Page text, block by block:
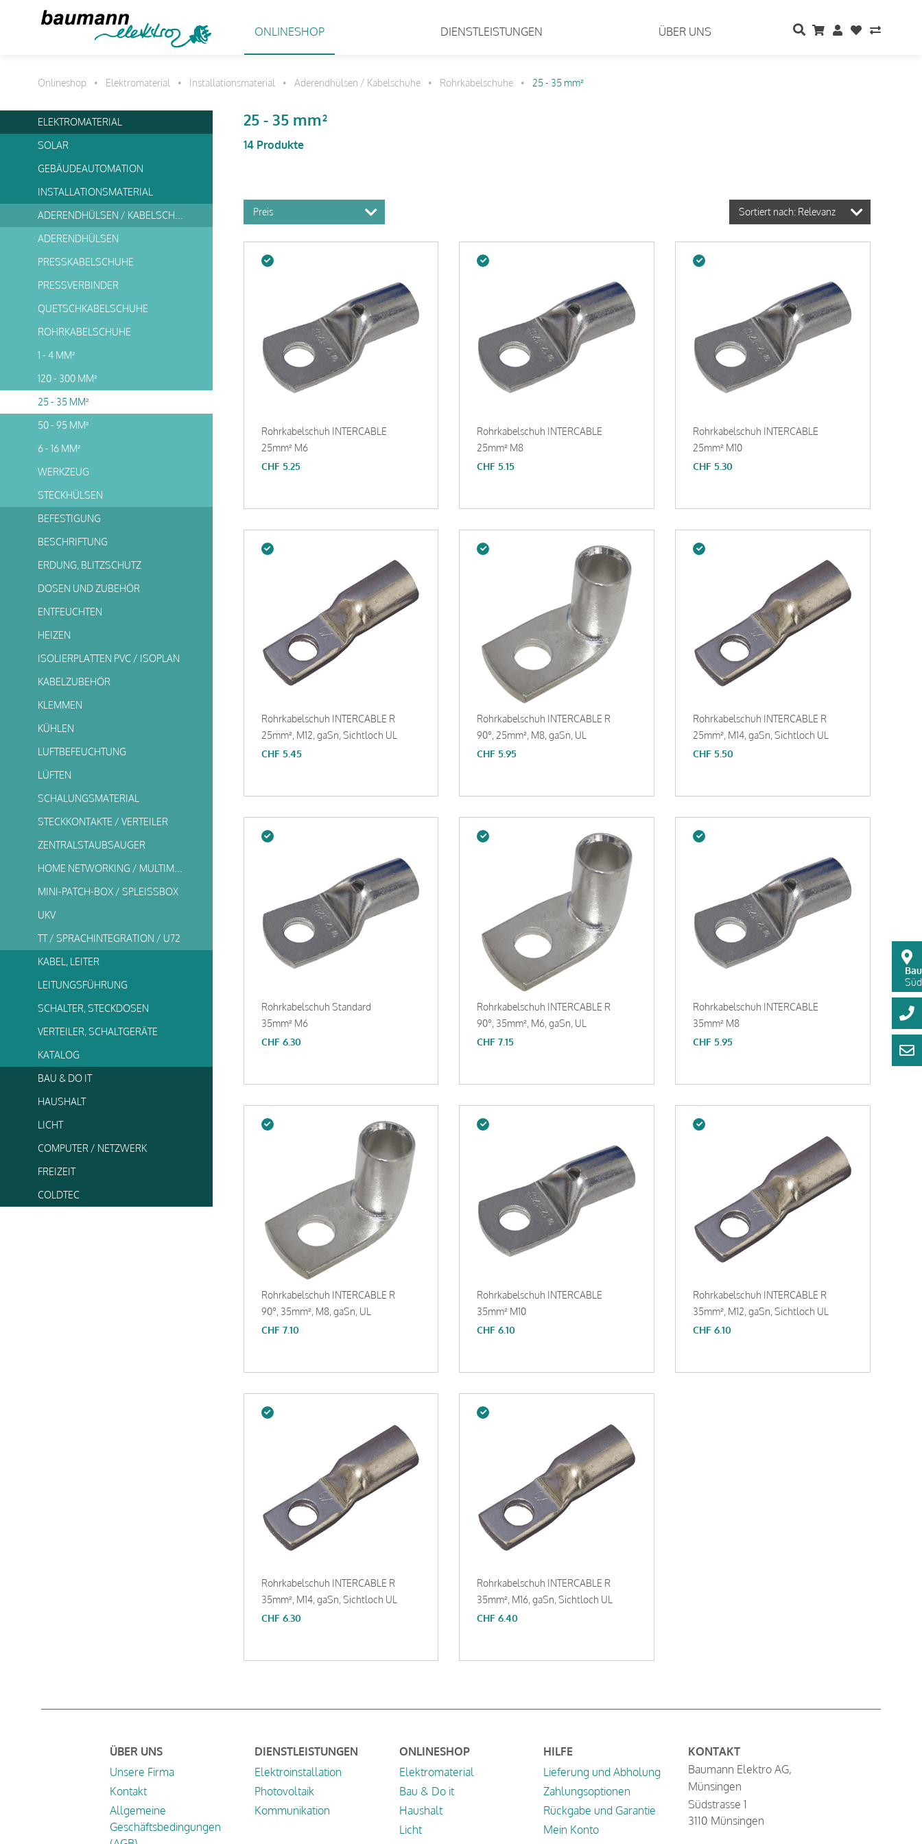
ONLINESHOP DIENSTLEISTUNGEN ÜBER UNS
Onlineshop • Elektromaterial • Installationsmaterial • Aderendhülsen / Kabelschuhe • Rohrkabelschuhe • 25 - 35 mm²
ELEKTROMATERIAL
SOLAR
GEBÄUDEAUTOMATION
INSTALLATIONSMATERIAL
ADERENDHÜLSEN
PRESSKABELSCHUHE
PRESSVERBINDER
QUETSCHKABELSCHUHE
ROHRKABELSCHUHE
1 - 4 MM²
120 - 300 MM²
25 - 35 MM²
50 - 95 MM²
6 - 16 MM²
WERKZEUG
STECKHÜLSEN
BEFESTIGUNG
BESCHRIFTUNG
ERDUNG, BLITZSCHUTZ
DOSEN UND ZUBEHÖR
ENTFEUCHTEN
HEIZEN
ISOLIERPLATTEN PVC / ISOPLAN
KABELZUBEHÖR
KLEMMEN
KÜHLEN
LUFTBEFEUCHTUNG
LÜFTEN
SCHALUNGSMATERIAL
STECKKONTAKTE / VERTEILER
ZENTRALSTAUBSAUGER
MINI-PATCH-BOX / SPLEISSBOX
UKV
TT / SPRACHINTEGRATION / U72
KABEL, LEITER
LEITUNGSFÜHRUNG
SCHALTER, STECKDOSEN
VERTEILER, SCHALTGERÄTE
KATALOG
BAU & DO IT
HAUSHALT
LICHT
COMPUTER / NETZWERK
FREIZEIT
COLDTEC
25 - 35 mm²
14 Produkte
Preis Sortiert nach: Relevanz
Rohrkabelschuh INTERCABLE
25mm² M6
CHF 5.25
Rohrkabelschuh INTERCABLE
25mm² M8
CHF 5.15
Rohrkabelschuh INTERCABLE
25mm² M10
CHF 5.30
Rohrkabelschuh INTERCABLE R
25mm², M12, gaSn, Sichtloch UL
CHF 5.45
Rohrkabelschuh INTERCABLE R
90°, 25mm², M8, gaSn, UL
CHF 5.95
Rohrkabelschuh INTERCABLE R
25mm², M14, gaSn, Sichtloch UL
CHF 5.50
Rohrkabelschuh Standard
35mm² M6
CHF 6.30
Rohrkabelschuh INTERCABLE R
90°, 35mm², M6, gaSn, UL
CHF7.15
Rohrkabelschuh INTERCABLE
35mm² M8
CHF 5.95
Rohrkabelschuh INTERCABLE R
90°, 35mm², M8, gaSn, UL
CHF 7.10
Rohrkabelschuh INTERCABLE
35mm² M10
CHF6.10
Rohrkabelschuh INTERCABLE R
35mm², M12, gaSn, Sichtloch UL
CHF6.10
Rohrkabelschuh INTERCABLE R
35mm², M14, gaSn, Sichtloch UL
CHF 6.30
Rohrkabelschuh INTERCABLE R
35mm², M16, gaSn, Sichtloch UL
CHF6.40
ÜBER UNS
Unsere Firma
Kontakt
Allgemeine
Geschäftsbedingungen
DIENSTLEISTUNGEN
Elektroinstallation
Photovoltaik
Kommunikation
ONLINESHOP
Elektromaterial
Bau & Do it
Haushalt
Licht
HILFE
Lieferung und Abholung
Zahlungsoptionen
Rückgabe und Garantie
Mein Konto
KONTAKT
Baumann Elektro AG,
Münsingen
Südstrasse 1
3110 Münsingen